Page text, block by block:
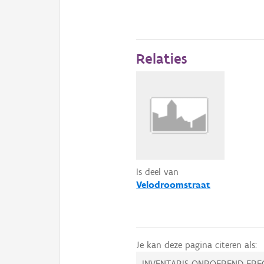
Relaties
Is deel van
Velodroomstraat
Je kan deze pagina citeren als: